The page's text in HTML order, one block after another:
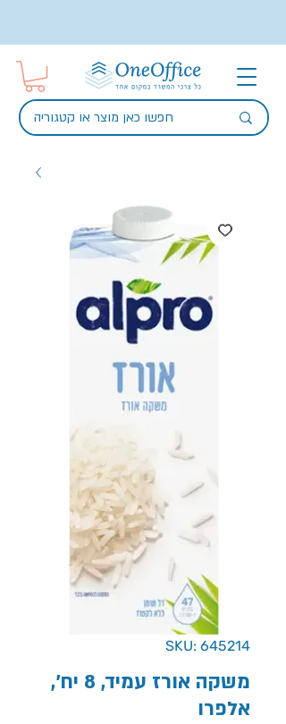
SKU: 645214
משקה אורז עמיד, 8 יח',
אלפרו